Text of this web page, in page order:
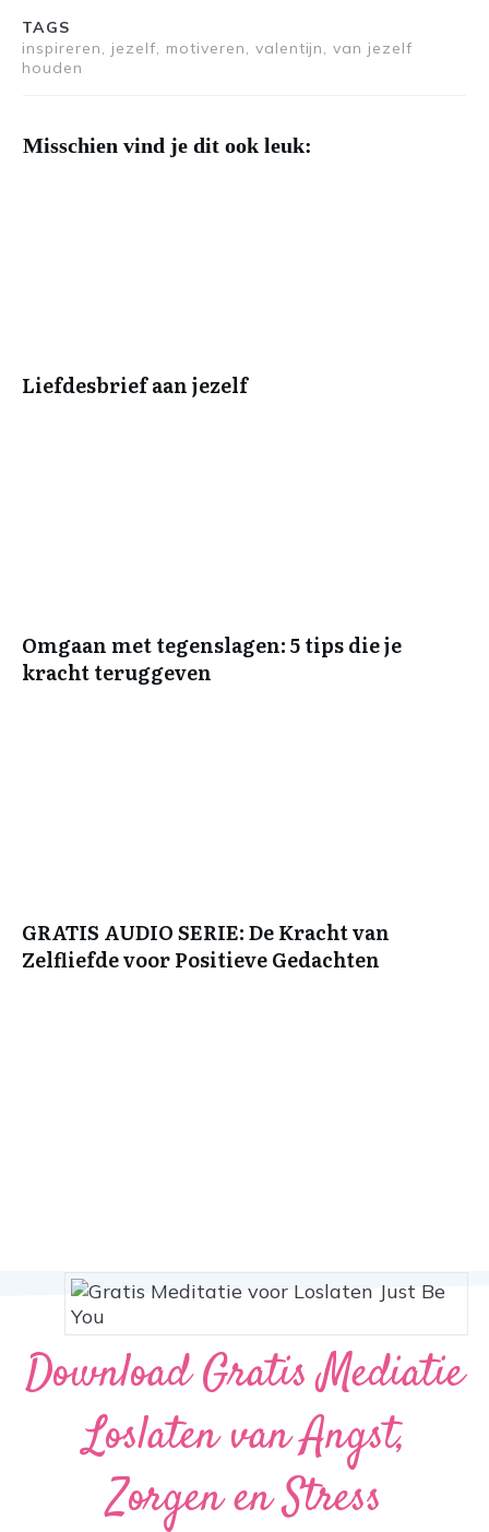
TAGS
inspireren, jezelf, motiveren, valentijn, van jezelf
houden
Misschien vind je dit ook leuk:
Liefdesbrief aan jezelf
Omgaan met tegenslagen: 5 tips die je
kracht teruggeven
GRATIS AUDIO SERIE: De Kracht van
Zelfliefde voor Positieve Gedachten
Download Gratis Mediatie
Loslaten van Angst,
Zorgen en Stress